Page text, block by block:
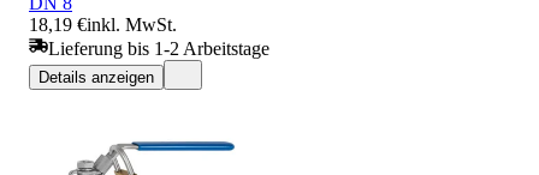
18,19 €inkl. MwSt.
Lieferung bis 1-2 Arbeitstage
Details anzeigen